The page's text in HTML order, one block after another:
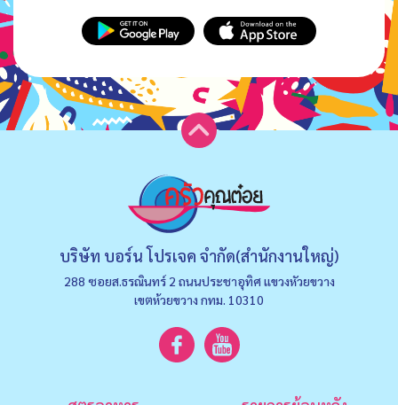
บริษัท บอร์น โปรเจค จำกัด(สำนักงานใหญ่)
288 ซอยส.ธรณินทร์ 2 ถนนประชาอุทิศ แขวงหัวยขวาง
เขตห้วยขวาง กทม. 10310